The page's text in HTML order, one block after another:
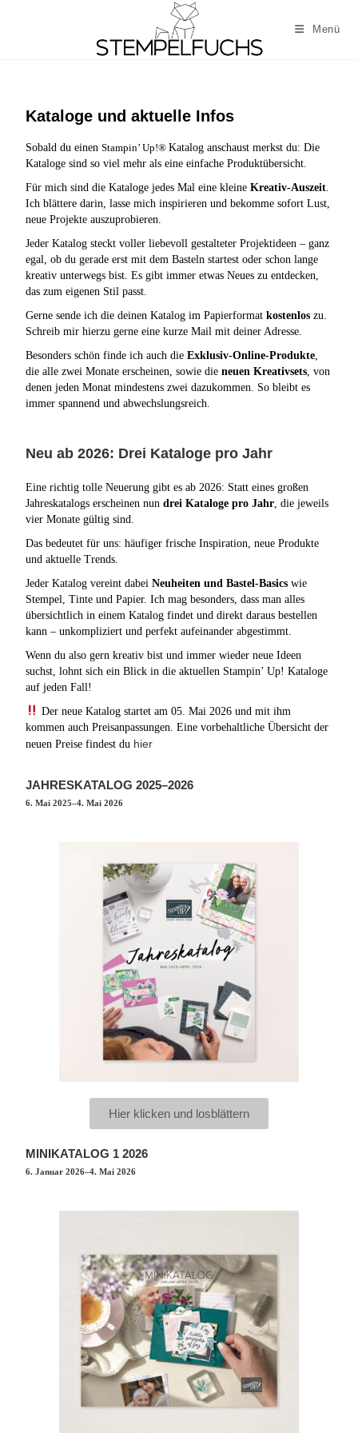
Menü
Kataloge und aktuelle Infos
Sobald du einenStampin’ Up!® Katalog anschaust merkst du: Die
Kataloge sind so viel mehr als eine einfache Produktübersicht.
Für mich sind die Kataloge jedes Mal eine kleineKreativ-Auszeit.
Ich blättere darin, lasse mich inspirieren und bekomme sofort Lust,
neue Projekte auszuprobieren.
Jeder Katalog steckt voller liebevoll gestalteter Projektideen – ganz
egal, ob du gerade erst mit dem Basteln startest oder schon lange
kreativ unterwegs bist. Es gibt immer etwas Neues zu entdecken,
das zum eigenen Stil passt.
Gerne sende ich die deinen Katalog im Papierformatkostenlos zu.
Schreib mir hierzu gerne eine kurze Mail mit deiner Adresse.
Besonders schön finde ich auch dieExklusiv‑Online‑Produkte,
die alle zwei Monate erscheinen, sowie dieneuen Kreativsets, von
denen jeden Monat mindestens zwei dazukommen. So bleibt es
immer spannend und abwechslungsreich.
Neu ab 2026: Drei Kataloge pro Jahr
Eine richtig tolle Neuerung gibt es ab 2026: Statt eines großen
Jahreskatalogs erscheinen nundrei Kataloge pro Jahr, die jeweils
vier Monate gültig sind.
Das bedeutet für uns: häufiger frische Inspiration, neue Produkte
und aktuelle Trends.
Jeder Katalog vereint dabeiNeuheiten und Bastel-Basics wie
Stempel, Tinte und Papier. Ich mag besonders, dass man alles
übersichtlich in einem Katalog findet und direkt daraus bestellen
kann – unkompliziert und perfekt aufeinander abgestimmt.
Wenn du also gern kreativ bist und immer wieder neue Ideen
suchst, lohnt sich ein Blick in die aktuellen Stampin’ Up! Kataloge
auf jeden Fall!
Der neue Katalog startet am 05. Mai 2026 und mit ihm
kommen auch Preisanpassungen. Eine vorbehaltliche Übersicht der
neuen Preise findest du hier
JAHRESKATALOG 2025–2026
6. Mai 2025–4. Mai 2026
Hier klicken und losblättern
MINIKATALOG 1 2026
6. Januar 2026–4. Mai 2026